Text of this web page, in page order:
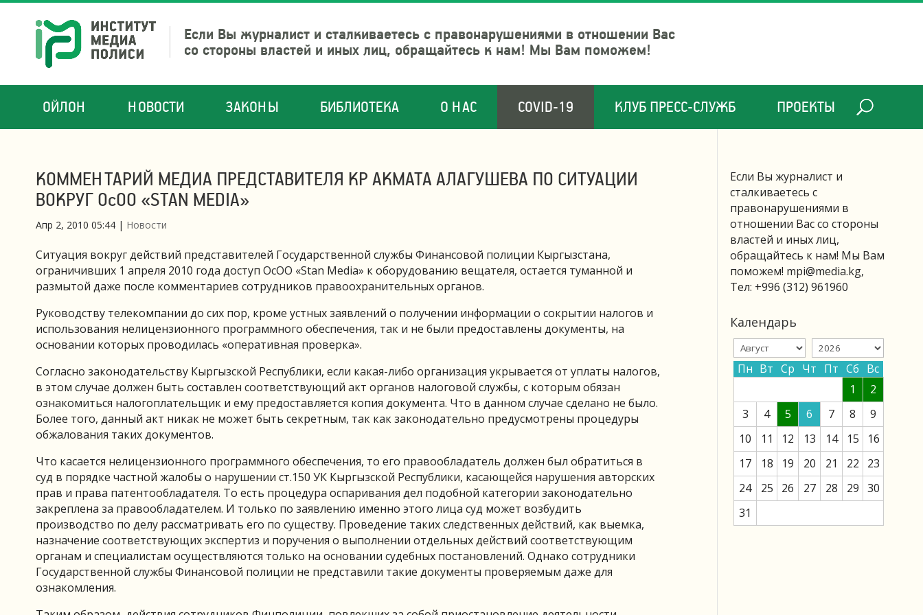
Если Вы журналист и сталкиваетесь с правонарушениями в отношении Вас
со стороны властей и иных лиц, обращайтесь к нам! Мы Вам поможем!
ОЙЛОН НОВОСТИ ЗАКОНЫ БИБЛИОТЕКА О НАС COVID-19 КЛУБ ПРЕСС-СЛУЖБ ПРОЕКТЫ
КОММЕНТАРИЙ МЕДИА ПРЕДСТАВИТЕЛЯ КР АКМАТА АЛАГУШЕВА ПО СИТУАЦИИ
ВОКРУГ ОсОО «STAN MEDIA»
Апр 2, 2010 05:44 | Новости
Ситуация вокруг действий представителей Государственной службы Финансовой полиции Кыргызстана,
ограничивших 1 апреля 2010 года доступ ОсОО «Stan Media» к оборудованию вещателя, остается туманной и
размытой даже после комментариев сотрудников правоохранительных органов.
Руководству телекомпании до сих пор, кроме устных заявлений о получении информации о сокрытии налогов и
использования нелицензионного программного обеспечения, так и не были предоставлены документы, на
основании которых проводилась «оперативная проверка».
Согласно законодательству Кыргызской Республики, если какая-либо организация укрывается от уплаты налогов,
в этом случае должен быть составлен соответствующий акт органов налоговой службы, с которым обязан
ознакомиться налогоплательщик и ему предоставляется копия документа. Что в данном случае сделано не было.
Более того, данный акт никак не может быть секретным, так как законодательно предусмотрены процедуры
обжалования таких документов.
Что касается нелицензионного программного обеспечения, то его правообладатель должен был обратиться в
суд в порядке частной жалобы о нарушении ст.150 УК Кыргызской Республики, касающейся нарушения авторских
прав и права патентообладателя. То есть процедура оспаривания дел подобной категории законодательно
закреплена за правообладателем. И только по заявлению именно этого лица суд может возбудить
производство по делу рассматривать его по существу. Проведение таких следственных действий, как выемка,
назначение соответствующих экспертиз и поручения о выполнении отдельных действий соответствующим
органам и специалистам осуществляются только на основании судебных постановлений. Однако сотрудники
Государственной службы Финансовой полиции не представили такие документы проверяемым даже для
ознакомления.
Если Вы журналист и
сталкиваетесь с
правонарушениями в
отношении Вас со стороны
властей и иных лиц,
обращайтесь к нам! Мы Вам
поможем! mpi@media.kg,
Тел: +996 (312) 961960
Календарь
Пн Вт Ср Чт Пт Сб Вс
1
2
3
4 5 6 7 8
9
10
11 12 13 14 15
16
17
18 19 20 21 22
23
24
25 26 27 28 29 30
31